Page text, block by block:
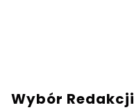
Wybór Redakcji